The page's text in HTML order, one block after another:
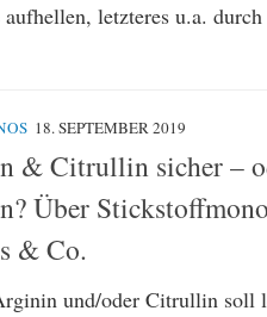
letzteres u.a.
18. SEPTEMBER 2019
& Citrullin sicher –
Über
& Co.
und/oder Citrullin soll